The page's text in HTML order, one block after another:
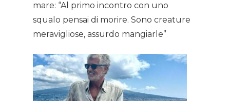
mare: “Al primo incontro con uno
squalo pensai di morire. Sono creature
meravigliose, assurdo mangiarle”